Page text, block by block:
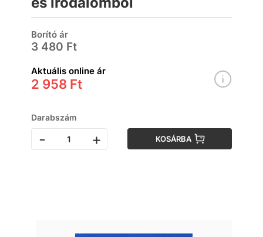
Borító ár
3 480 Ft
Aktuális online ár
2 958 Ft
Darabszám
- + KOSÁRBA